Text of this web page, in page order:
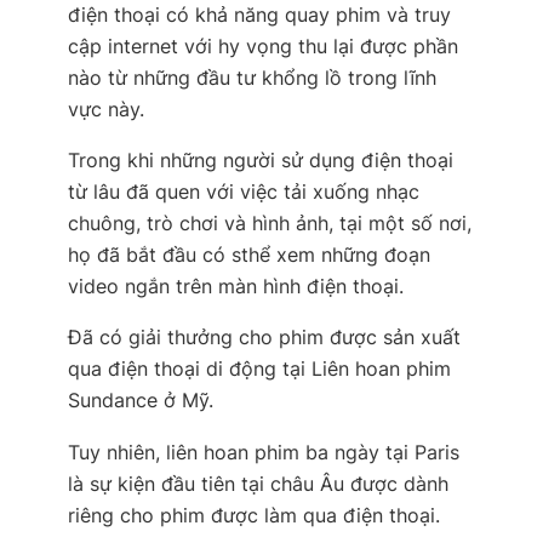
điện thoại có khả năng quay phim và truy
cập internet với hy vọng thu lại được phần
nào từ những đầu tư khổng lồ trong lĩnh
vực này.
Trong khi những người sử dụng điện thoại
từ lâu đã quen với việc tải xuống nhạc
chuông, trò chơi và hình ảnh, tại một số nơi,
họ đã bắt đầu có sthể xem những đoạn
video ngắn trên màn hình điện thoại.
Đã có giải thưởng cho phim được sản xuất
qua điện thoại di động tại Liên hoan phim
Sundance ở Mỹ.
Tuy nhiên, liên hoan phim ba ngày tại Paris
là sự kiện đầu tiên tại châu Âu được dành
riêng cho phim được làm qua điện thoại.